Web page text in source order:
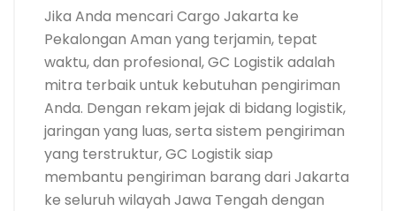
Jika Anda mencari Cargo Jakarta ke
Pekalongan Aman yang terjamin, tepat
waktu, dan profesional, GC Logistik adalah
mitra terbaik untuk kebutuhan pengiriman
Anda. Dengan rekam jejak di bidang logistik,
jaringan yang luas, serta sistem pengiriman
yang terstruktur, GC Logistik siap
membantu pengiriman barang dari Jakarta
ke seluruh wilayah Jawa Tengah dengan